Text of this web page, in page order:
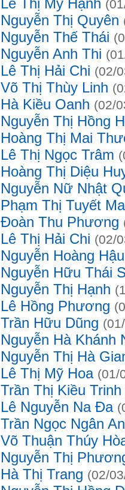
Lê Thị Mỹ Hạnh
Nguyễn Thị Quyên
Nguyễn Thế Thái
Nguyễn Anh Thi
Lê Thị Hải Chi (02/
Võ Thị Thùy Linh
Hà Kiều Oanh (02/
Nguyễn Thị Hồng
Hoàng Thị Mai
Lê Thị Ngọc Trâm
Hoàng Thị Diệu
Nguyễn Nữ Nhật
Phạm Thị Tuyết
Đoàn Thu Phương
Lê Thị Hải Chi (02/
Nguyễn Hoàng Hậu
Nguyễn Hữu Thái
Nguyễn Thị Hạnh
Lê Hồng Phương
Trần Hữu Dũng
Nguyễn Hà Khánh
Nguyễn Thị Hà
Lê Thị Mỹ Hoa (01/
Trần Thị Kiều Trinh
Lê Nguyễn Na Đa
Trần Ngọc Ngân
Võ Thuận Thúy
Nguyễn Thị
Hà Thị Trang (02/